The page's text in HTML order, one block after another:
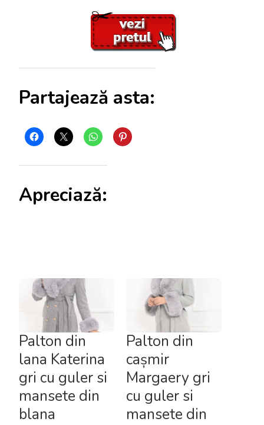
Partajează asta:
Apreciază:
Palton din
lana Katerina
gri cu guler si
mansete din
blana
Palton din
cașmir
Margaery gri
cu guler si
mansete din